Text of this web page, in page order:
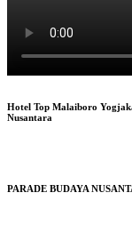
Hotel Top Malaiboro
Nusantara
PARADE BUDAYA